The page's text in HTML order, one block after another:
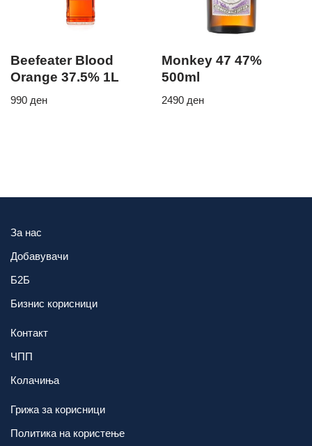
Beefeater Blood
Orange 37.5% 1L
990 ден
Monkey 47 47%
500ml
2490 ден
За нас
Добавувачи
Б2Б
Бизнис корисници
Контакт
ЧПП
Колачиња
Грижа за корисници
Политика на користење